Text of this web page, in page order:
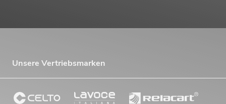
Unsere Vertriebsmarken